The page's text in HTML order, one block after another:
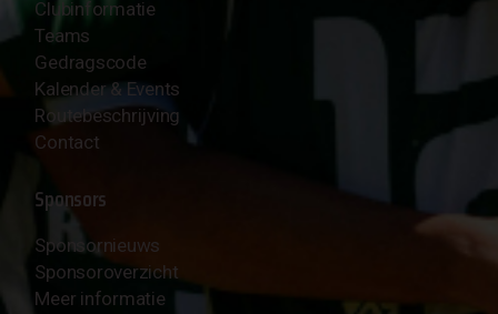
Clubinformatie
Teams
Gedragscode
Kalender & Events
Routebeschrijving
Contact
Sponsors
Sponsornieuws
Sponsoroverzicht
Meer informatie